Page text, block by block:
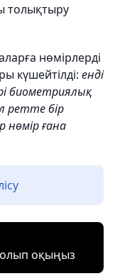
толықтыру
нөмірлерді
күшейтілді: енді
биометриялық
ретте бір
нөмір ғана
оқыңыз